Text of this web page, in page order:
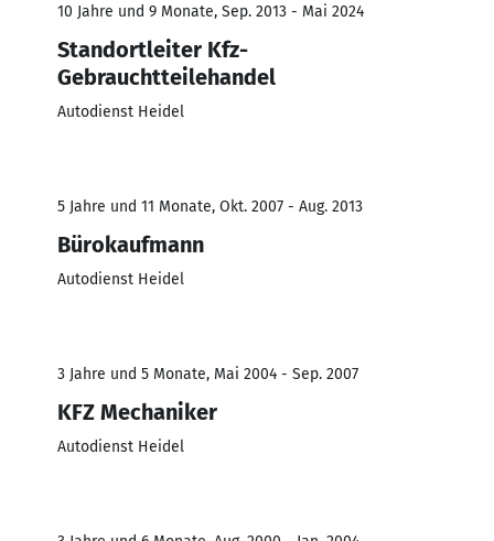
10 Jahre und 9 Monate, Sep. 2013 - Mai 2024
Standortleiter Kfz-
Gebrauchtteilehandel
Autodienst Heidel
5 Jahre und 11 Monate, Okt. 2007 - Aug. 2013
Bürokaufmann
Autodienst Heidel
3 Jahre und 5 Monate, Mai 2004 - Sep. 2007
KFZ Mechaniker
Autodienst Heidel